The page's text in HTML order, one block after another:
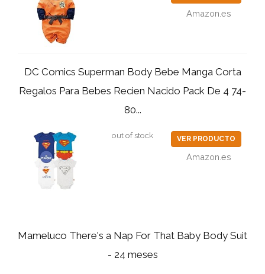
Amazon.es
DC Comics Superman Body Bebe Manga Corta
Regalos Para Bebes Recien Nacido Pack De 4 74-
80...
out of stock VER PRODUCTO
Amazon.es
Mameluco There's a Nap For That Baby Body Suit
- 24 meses